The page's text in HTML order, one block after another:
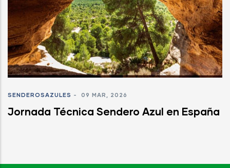
SENDEROSAZULES - 09 MAR, 2026
Jornada Técnica Sendero Azul en España